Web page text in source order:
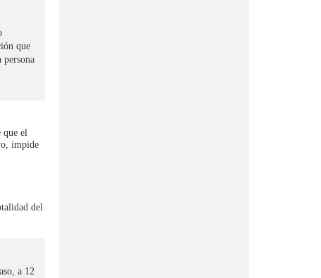
que
persona
que el
impide
del
a 12